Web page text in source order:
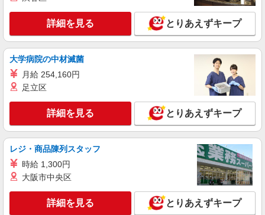
未経験・無資格OKの介護スタッフ
時給1,300円〜1,400円 ★週払いOK（規定あ
り） ※給与幅は経験・能力による
群馬県高崎市 【最寄駅】吉井駅 ★勤務地は
3000ヶ所以上★ 自宅から通いやすいエリアなど、
お好きな勤務地をお選び下さい！！
詳細を見る
株式会社kotrio /●TK-H-1855665
[ 面接なし ]井野近くの支援員★社会活動の見
守りなど
時給1500円〜2125円 ＜日払い有/週払い有/交
高崎市内 ≪井野駅周辺≫
詳細を見る とりあえずキープ
大学病院の中材滅菌
月給 254,160円
足立区
詳細を見る とりあえずキープ
レジ・商品陳列スタッフ
時給 1,300円
大阪市中央区
詳細を見る とりあえずキープ